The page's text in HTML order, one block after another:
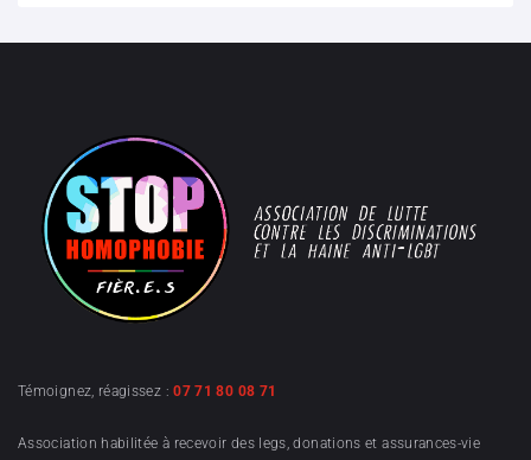
Témoignez, réagissez :07 71 80 08 71
Association habilitée à recevoir des legs, donations et assurances-vie